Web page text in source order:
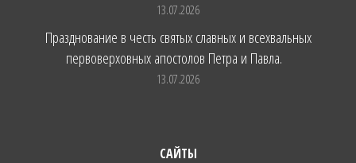
13.07.2026
Празднование в честь святых славных и всехвальных
первоверховных апостолов Петра и Павла.
13.07.2026
САЙТЫ